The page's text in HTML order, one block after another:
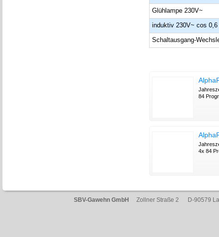
Glühlampe 230V~
induktiv 230V~ cos 0,6
Schaltausgang-
84
4x 84
SBV-Gawehn GmbH Zollner Straße 2 D-90579